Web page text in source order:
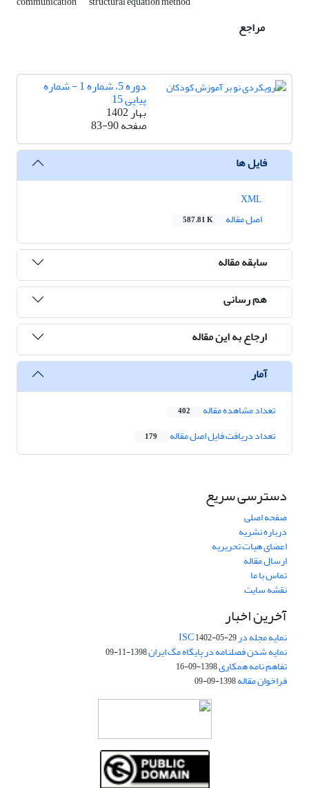
مراجع
دوره 5، شماره 1 - شماره
پیاپی 15
بهار 1402
صفحه83-90
فایل ها
اصل مقاله
587.81 K
سابقه مقاله
هم رسانی
ارجاع به این مقاله
آمار
تعداد مشاهده مقاله 402
تعداد دریافت فایل اصل مقاله 179
دسترسی سریع
صفحه اصلی
درباره نشریه
اعضای هیات تحریریه
ارسال مقاله
تماس با ما
نقشه سایت
آخرین اخبار
نمایه مجله در ISC1402-05-29
نمایه شدن فصلنامه در پایگاه مگ ایران1398-11-09
تفاهم نامه همکاری1398-09-16
فراخوان مقاله1398-09-09